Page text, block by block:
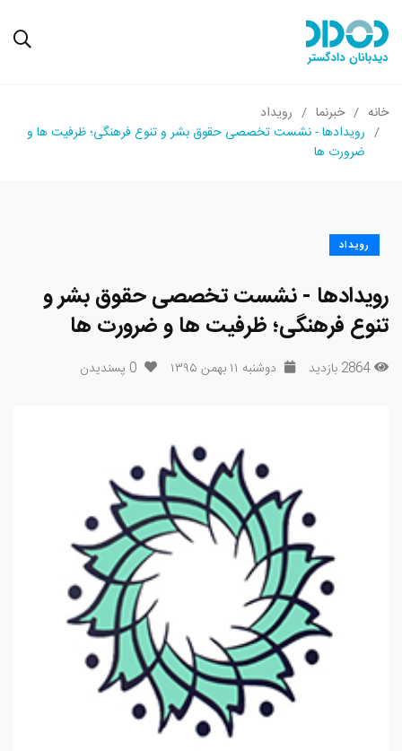
خانه خبرنما
رویداد
رویدادها - نشست تخصصی حقوق بشر و تنوع فرهنگی؛ ظرفیت ها و
ضرورت ها
رویداد
رویدادها - نشست تخصصی حقوق بشر و
تنوع فرهنگی؛ ظرفیت ها و ضرورت ها
2864 بازدید دوشنبه ۱۱ بهمن ۱۳۹۵ 0 پسندیدن